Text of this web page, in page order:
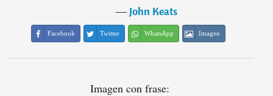
―John Keats
Facebook Twitter WhatsApp Imagen
Imagen con frase: